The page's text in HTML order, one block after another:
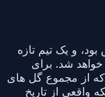
و یک تیم تازه
خواهد شد. برای
از مجموع گل های
واقعی از تاریخ